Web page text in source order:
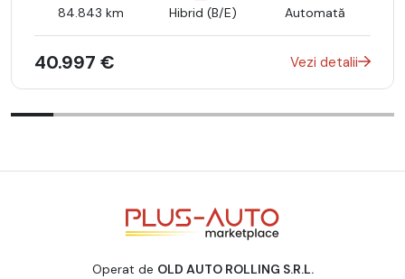
84.843 km Hibrid (B/E) Automată
40.997 € Vezi detalii
Operat de OLD AUTO ROLLING S.R.L.